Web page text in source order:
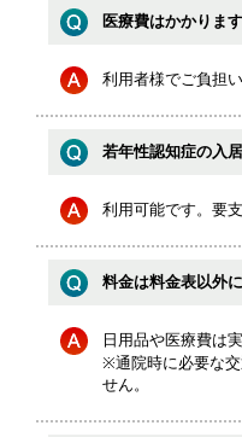
医療費はかかりま
利用者様でご負担
若年性認知症の入
利用可能です。要
料金は料金表以外
日用品や医療費は
※通院時に必要な
せん。